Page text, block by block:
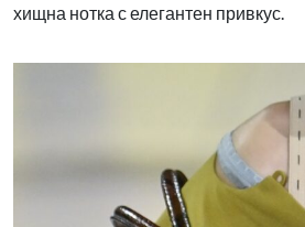
хищна нотка с елегантен привкус.